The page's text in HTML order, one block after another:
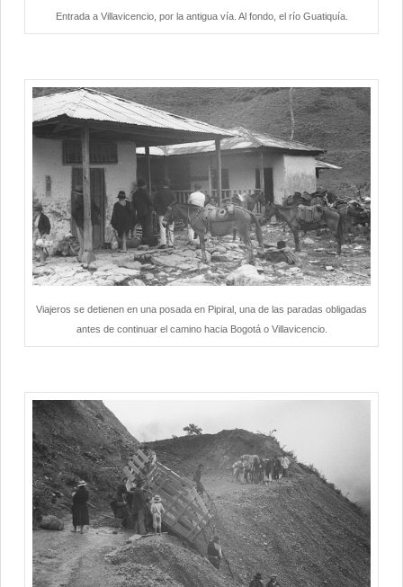
Entrada a Villavicencio, por la antigua vía. Al fondo, el río Guatiquía.
Viajeros se detienen en una posada en Pipiral, una de las paradas obligadas
antes de continuar el camino hacia Bogotá o Villavicencio.